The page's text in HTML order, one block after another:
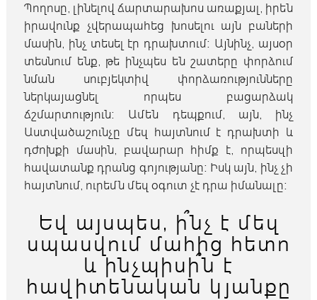
Պողոսը, լինելով ճարտարախոս առաքյալ, իրեն
իրավունք չվերապահեց խոսելու այն բաների
մասին, ինչ տեսել էր դրախտում։ Այնինչ, այսօր
տեսնում ենք, թե ինչպես են շատերը փորձում
նման սուբյեկտիվ փորձառությունները
ներկայացնել որպես բացարձակ
ճշմարտություն։ Ամեն դեպքում, այն, ինչ
Աստվածաշունչը մեզ հայտնում է դրախտի և
դժոխքի մասին, բավարար հիմք է, որպեսզի
հավատանք դրանց գոյությանը։ Իսկ այն, ինչ չի
հայտնում, ուրեմն մեզ օգուտ չէ դրա իմանալը։
Եվ այսպես, ի՞նչ է մեզ
սպասվում մահից հետո
և ինչպիսի՞ն է
հավիտենական կյանքը